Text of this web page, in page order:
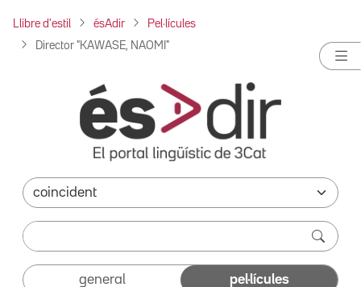
Llibre d'estil ésAdir Pel·lícules
Director "KAWASE, NAOMI"
general pel·lícules